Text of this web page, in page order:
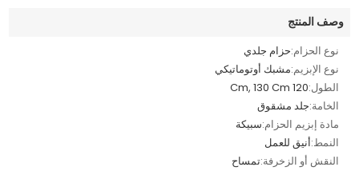
وصف المنتج
نوع الحزام:حزام جلدي
نوع الإبزيم:مشبك أوتوماتيكي
الطول:120 Cm, 130 Cm
الخامة:جلد مشقوق
مادة إبزيم الحزام:سبيكة
النمط:أنيق للعمل
النقش أو الزخرفة:تمساح